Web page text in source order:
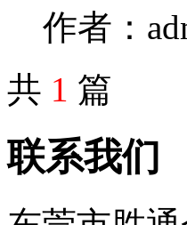
作者：
共 1 篇
联系我们